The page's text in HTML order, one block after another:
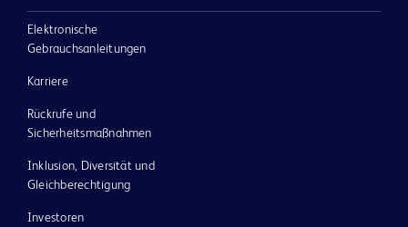
Elektronische
Gebrauchsanleitungen
Karriere
Rückrufe und
Sicherheitsmaßnahmen
Inklusion, Diversität und
Gleichberechtigung
Investoren